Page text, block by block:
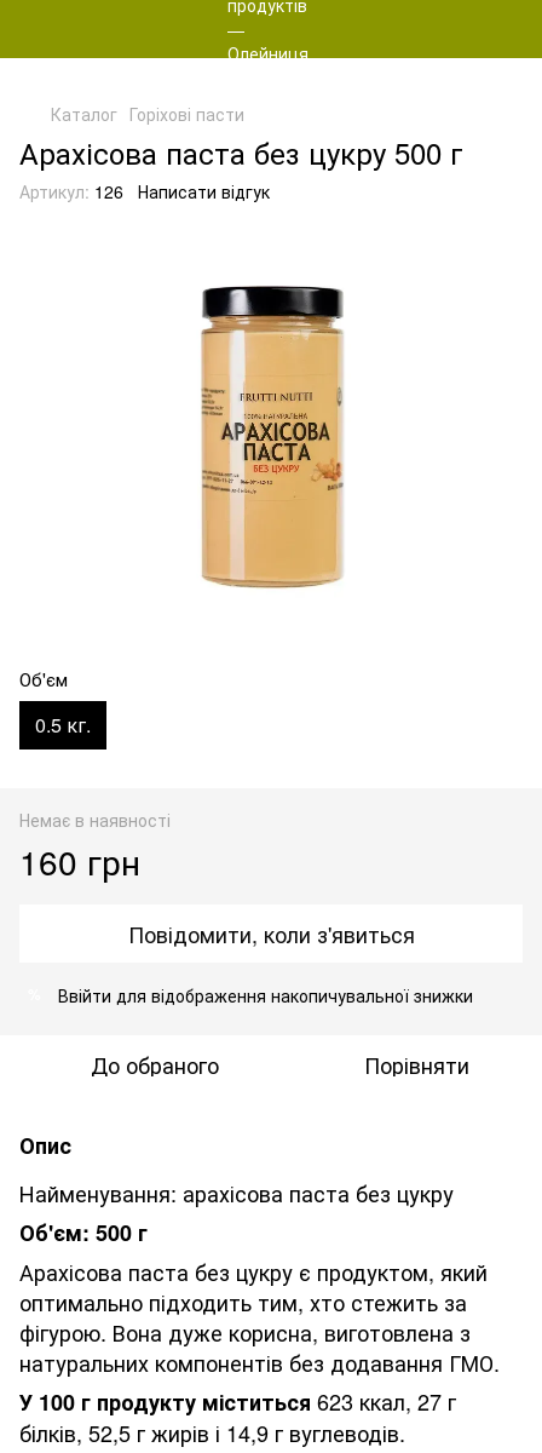
Каталог Горіхові пасти
Арахісова паста без цукру 500 г
Артикул: 126 Написати відгук
Об'єм
0.5 кг.
Немає в наявності
160 грн
Повідомити, коли з'явиться
Ввійти для відображення накопичувальної знижки
До обраного Порівняти
Опис
Найменування: арахісова паста без цукру
Об'єм: 500 г
Арахісова паста без цукру є продуктом, який
оптимально підходить тим, хто стежить за
фігурою. Вона дуже корисна, виготовлена ​​з
натуральних компонентів без додавання ГМО.
У 100 г продукту міститься 623 ккал, 27 г
білків, 52,5 г жирів і 14,9 г вуглеводів.